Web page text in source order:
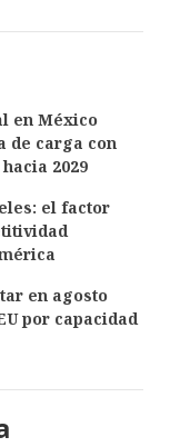
en México
de carga con
2029
el factor
en agosto
por capacidad